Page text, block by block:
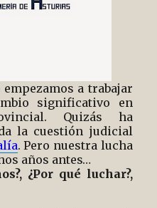
a trabajar
significativo en
Quizás ha
la cuestión judicial
. Pero nuestra lucha
años antes…
¿Por qué luchar?,